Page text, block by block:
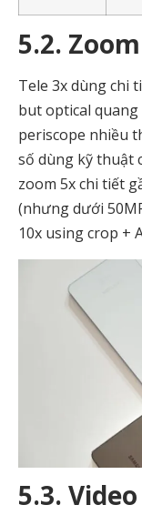
5.2.
Tele 3x dùng chi
but optical quang
periscope nhiều
số dùng kỹ thuật
zoom 5x chi tiết
(nhưng dưới
10x using crop +
5.3.